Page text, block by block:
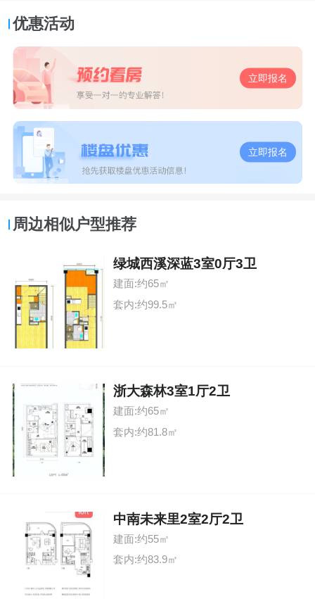
优惠活动
立即报名
立即报名
周边相似户型推荐
绿城西溪深蓝3室0厅3卫
建面:约65㎡
套内:约99.5㎡
浙大森林3室1厅2卫
建面:约65㎡
套内:约81.8㎡
中南未来里2室2厅2卫
建面:约55㎡
套内:约83.9㎡